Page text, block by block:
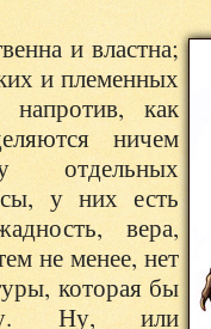
и властна;
и племенных
как
ничем
у них есть
вера,
не менее, нет
которая бы
Ну, или